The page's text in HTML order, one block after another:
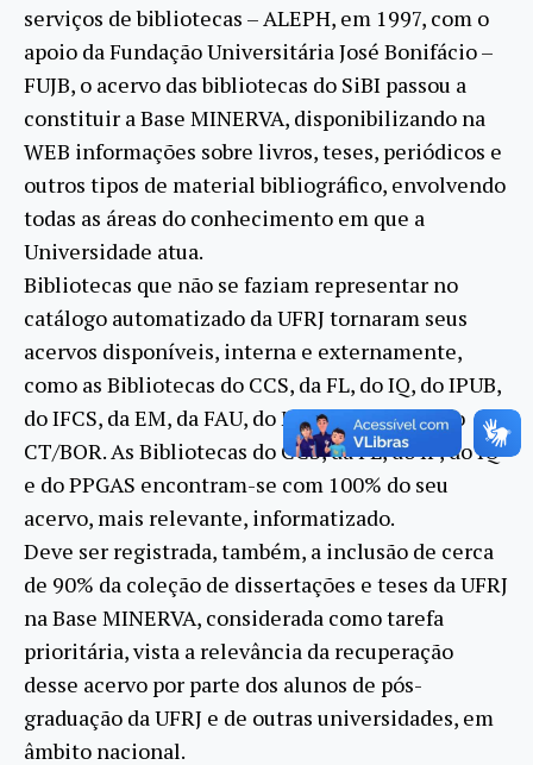
serviços de bibliotecas – ALEPH, em 1997, com o
apoio da Fundação Universitária José Bonifácio –
FUJB, o acervo das bibliotecas do SiBI passou a
constituir a Base MINERVA, disponibilizando na
WEB informações sobre livros, teses, periódicos e
outros tipos de material bibliográfico, envolvendo
todas as áreas do conhecimento em que a
Universidade atua.
Bibliotecas que não se faziam representar no
catálogo automatizado da UFRJ tornaram seus
acervos disponíveis, interna e externamente,
como as Bibliotecas do CCS, da FL, do IQ, do IPUB,
do IFCS, da EM, da FAU, do MN, do PPGAS e do
CT/BOR. As Bibliotecas do CCS, da FL, do IF, do IQ
e do PPGAS encontram-se com 100% do seu
acervo, mais relevante, informatizado.
Deve ser registrada, também, a inclusão de cerca
de 90% da coleção de dissertações e teses da UFRJ
na Base MINERVA, considerada como tarefa
prioritária, vista a relevância da recuperação
desse acervo por parte dos alunos de pós-
graduação da UFRJ e de outras universidades, em
âmbito nacional.